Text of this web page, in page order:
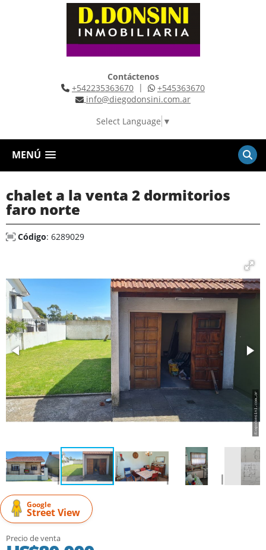
Contáctenos
+542235363670 |
+545363670
info@diegodonsini.com.ar
Select Language ▼
MENÚ
chalet a la venta 2 dormitorios
faro norte
Código: 6289029
Google
Street View
Precio de venta